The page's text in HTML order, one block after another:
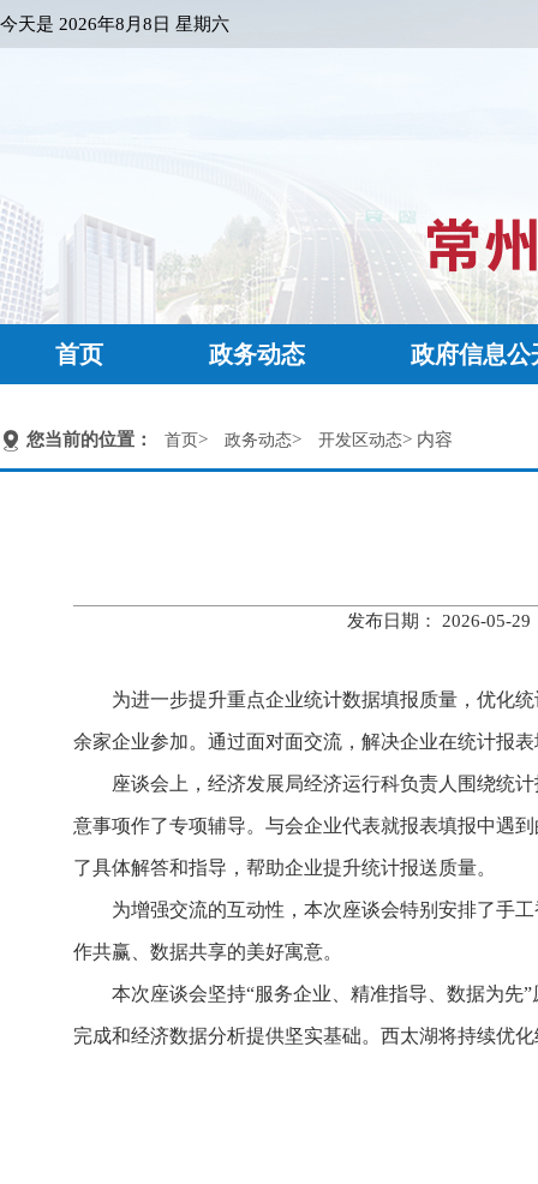
今天是 2026年8月8日 星期六
首页 政务动态 政府信息公
您当前的位置： 首页> 政务动态> 开发区动态> 内容
发布日期： 2026-05-
为进一步提升重点企业统计数据填报质量，优化
余家企业参加。通过面对面交流，解决企业在统计报
座谈会上，经济发展局经济运行科负责人围绕统
意事项作了专项辅导。与会企业代表就报表填报中遇
了具体解答和指导，帮助企业提升统计报送质量。
为增强交流的互动性，本次座谈会特别安排了手
作共赢、数据共享的美好寓意。
本次座谈会坚持“服务企业、精准指导、数据为先
完成和经济数据分析提供坚实基础。西太湖将持续优